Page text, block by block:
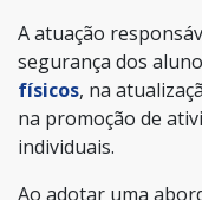
A atuação
segurança dos
físicos, na
na promoção de
individuais.
Ao adotar uma